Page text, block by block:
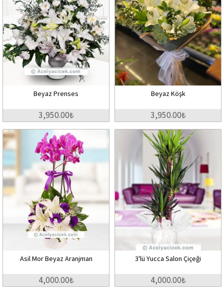
Beyaz Prenses
3,950.00₺
Beyaz Köşk
3,950.00₺
Asil Mor Beyaz Aranjman
4,000.00₺
3'lü Yucca Salon Çiçeği
4,000.00₺